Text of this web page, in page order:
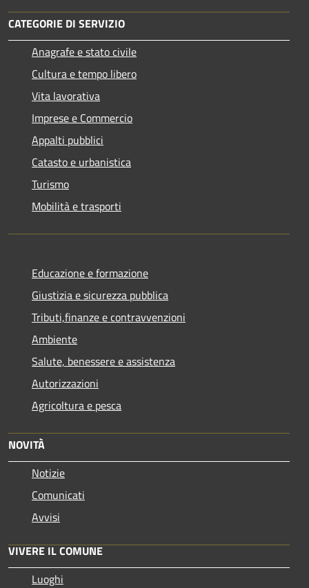
CATEGORIE DI SERVIZIO
Anagrafe e stato civile
Cultura e tempo libero
Vita lavorativa
Imprese e Commercio
Appalti pubblici
Catasto e urbanistica
Turismo
Mobilità e trasporti
Educazione e formazione
Giustizia e sicurezza pubblica
Tributi,finanze e contravvenzioni
Ambiente
Salute, benessere e assistenza
Autorizzazioni
Agricoltura e pesca
NOVITÀ
Notizie
Comunicati
Avvisi
VIVERE IL COMUNE
Luoghi